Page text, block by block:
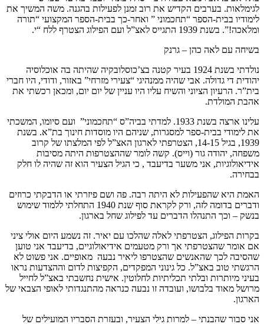
לגימלאות. בערבים הקדיש את רוב זמנן לפעילות בהגנה. משה המשיך את
לימודיו בבית-הספר “תחכמוני ” ואחר-כך בבית-הספר המקצועי “תורה
ומלאכה!”. בשנת 1939 ‏התגייס לאצ”ל ועם הפילוג הצטרף ללח “י.
בשיחה עם לאה כהן – גרנק
נולדתי בשנת 1924 בעיר קטנה בצ’כוסלובקיה שהיתה בה אוכלוסיה
יהודית די גדולה. אבי שהיה ממנהיגי “צעירי מזרחי” באזור, ודודי, היו חברי
בית”ר. הרעיון הציוני והשיח עליו היו עניין של יום יום, ומכאן רכשתי את
אהבת המולדת.
עלינו ארצה בשנת 1933. למדתי בביה”ס “תחכמוני” ועם סיומו, המשכתי
את לימודי בבית-ספר למסגרות, שניהם היו מוסדות חינוך בת”א. בשנת
1939, בגיל 14-15, הצטרפתי לארגון האצ”ל לפי המלצתו של קרוב
משפחה, יהודה גור (וייס). קשה לומר שההצטרפות היתה מסיבות
אידיאולוגיות, אני משער בדיעבד , כי הגיל הצעיר הוא זה שהיה לו חלק
בבחירה.
האמת היא שהפעילות לא היתה רבה. פה ושם פיזרתי או הדבקתי כרוזים
ודברים בדומה לזה, ורק לקראת סוף שנת 1940 התחלתי ללמוד שימוש
בנשק – וכך התנהלו הדברים עד לפילוג שחל בארגון.
בקרות הפילוג, הצטרפתי לאלה שהלכו עם יאיר. זה נשמע היום אולי ציני
אם אומר שהצטרפתי אך ורק מטעמים אידיאולוגיים, בדיעבד אני טוען
שהסיבה לכך שהאנשים שהצטרפו ליאיר נבעה מאופיים. אני פשוט לא
הרגשתי טוב באצ”ל. כל גינוני המפקדים, הקפיצות לדום וההצדעות נראו
בעיני מיותרות ובלתי תכליתיות לחלוטין. אישית נחשבתי באצ”ל לחייל
מרושל מאוד בלבושו, ועובדה זו נבעה כנראה מהתנגדותי לאופי הצבאי של
הארגון.
אני סבור שהבנתי – למרות גילי הצעיר, ובעזרת הסבריו המועילים של